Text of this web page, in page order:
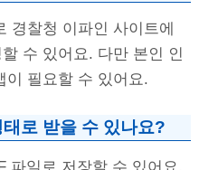
경찰청 이파인 사이트에
수 있어요. 다만 본인 인
이 필요할 수 있어요.
로 받을 수 있나요?